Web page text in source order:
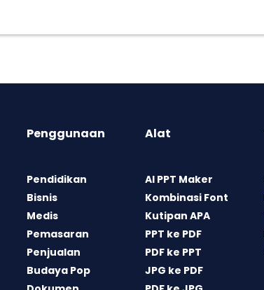
Penggunaan
Pendidikan
Bisnis
Medis
Pemasaran
Penjualan
Budaya Pop
Alat
AI PPT Maker
Kombinasi Font
Kutipan APA
PPT ke PDF
PDF ke PPT
JPG ke PDF